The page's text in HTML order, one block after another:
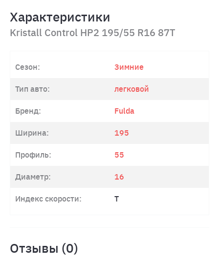
Характеристики
Kristall Control HP2 195/55 R16 87T
Сезон: Зимние
Тип авто: легковой
Бренд: Fulda
Ширина: 195
Профиль: 55
Диаметр: 16
Индекс скорости: T
Отзывы (0)